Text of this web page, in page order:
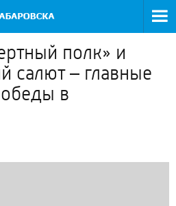
полк» и
салют – главные
в